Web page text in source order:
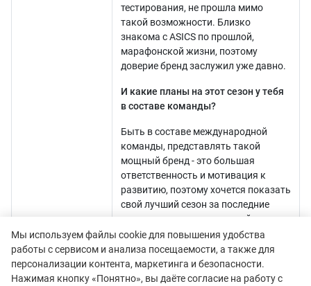
тестирования, не прошла мимо
такой возможности. Близко
знакома с ASICS по прошлой,
марафонской жизни, поэтому
доверие бренд заслужил уже давно.
И какие планы на этот сезон у тебя
в составе команды?
Быть в составе международной
команды, представлять такой
мощный бренд - это большая
ответственность и мотивация к
развитию, поэтому хочется показать
свой лучший сезон за последние
несколько лет и внести свой вклад в
развитие бренда.
Елена Рухляда наиболее известна в наших кругах
Мы используем файлы cookie для повышения удобства
работы с сервисом и анализа посещаемости, а также для
персонализации контента, маркетинга и безопасности.
Нажимая кнопку «Понятно», вы даёте согласие на работу с